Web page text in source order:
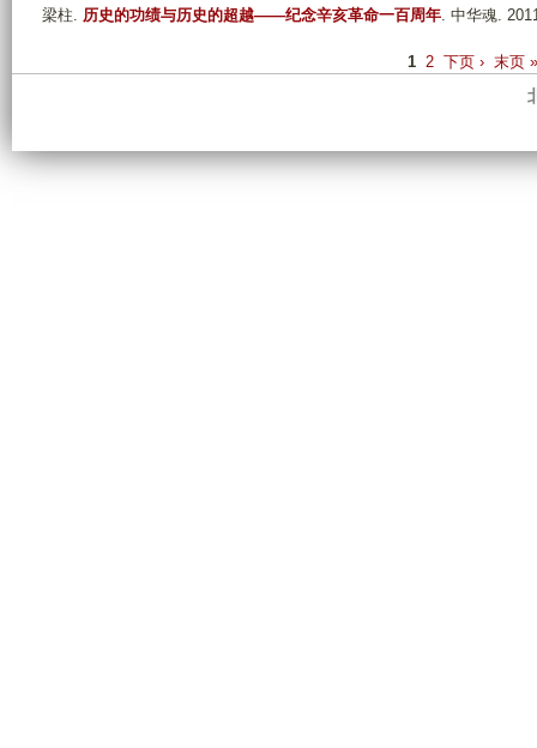
梁柱. 历史的功绩与历史的超越——纪念辛亥革命一百周年. 中华魂.
e
1 2 下页 › 末页 »